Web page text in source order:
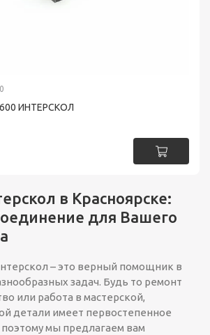
ИНТЕРСКОЛ
в Красноярске:
для Вашего
– это верный помощник в
задач. Будь то ремонт
или работа в мастерской,
детали имеет первостепенное
мы предлагаем вам